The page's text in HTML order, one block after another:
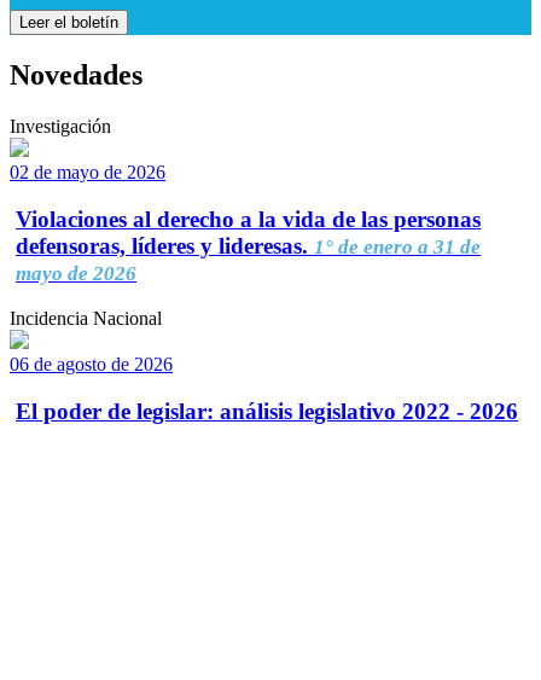
Leer el boletín
Novedades
Investigación
02 de mayo de 2026
Violaciones al derecho a la vida de las personas
defensoras, líderes y lideresas. 1° de enero a 31 de
mayo de 2026
Incidencia Nacional
06 de agosto de 2026
El poder de legislar: análisis legislativo 2022 - 2026